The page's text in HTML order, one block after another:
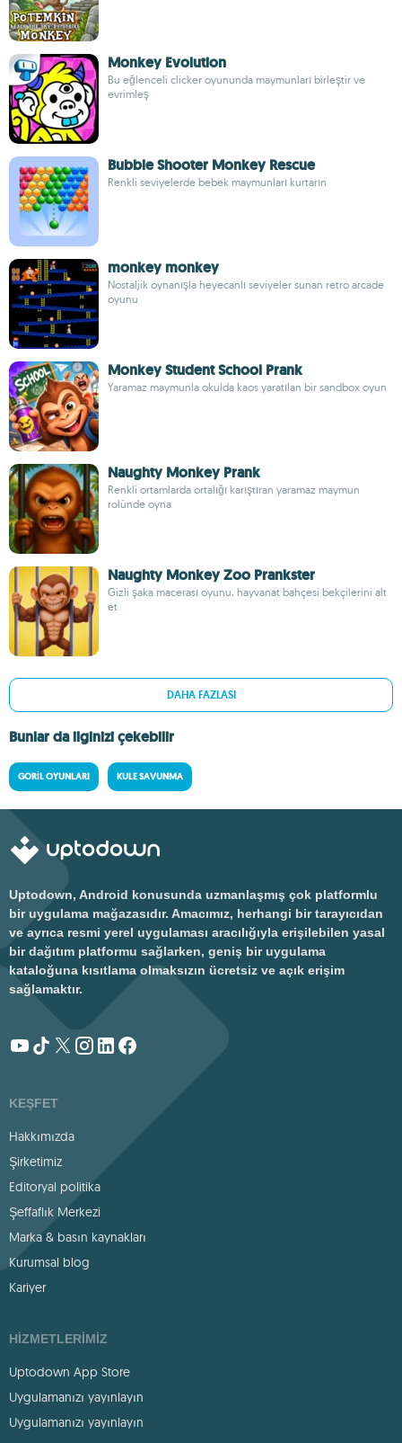
Monkey Evolution
Bu eğlenceli clicker oyununda maymunları birleştir ve
evrimleş
Bubble Shooter Monkey Rescue
Renkli seviyelerde bebek maymunları kurtarın
monkey monkey
Nostaljik oynanışla heyecanlı seviyeler sunan retro arcade
oyunu
Monkey Student School Prank
Yaramaz maymunla okulda kaos yaratılan bir sandbox oyun
Naughty Monkey Prank
Renkli ortamlarda ortalığı karıştıran yaramaz maymun
rolünde oyna
Naughty Monkey Zoo Prankster
Gizli şaka macerası oyunu, hayvanat bahçesi bekçilerini alt
et
DAHA FAZLASI
Bunlar da ilginizi çekebilir
GORIL OYUNLARI KULE SAVUNMA
Uptodown, Android konusunda uzmanlaşmış çok platformlu
bir uygulama mağazasıdır. Amacımız, herhangi bir tarayıcıdan
ve ayrıca resmi yerel uygulaması aracılığıyla erişilebilen yasal
bir dağıtım platformu sağlarken, geniş bir uygulama
kataloğuna kısıtlama olmaksızın ücretsiz ve açık erişim
sağlamaktır.
KEŞFET
Hakkımızda
Şirketimiz
Editoryal politika
Şeffaflık Merkezi
Marka & basın kaynakları
Kurumsal blog
Kariyer
HIZMETLERIMIZ
Uptodown App Store
Uygulamanızı yayınlayın
Uygulamanızı yayınlayın